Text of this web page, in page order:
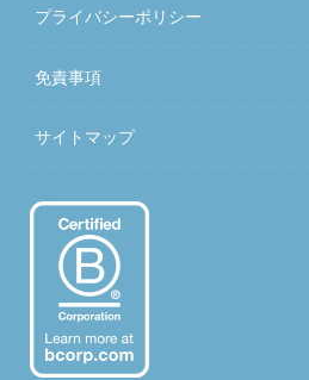
プライバシーポリシー
免責事項
サイトマップ